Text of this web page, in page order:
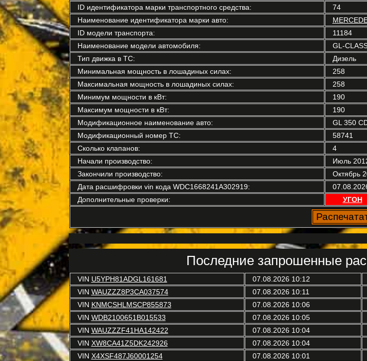
ID идентификатора марки транспортного средства:
74
Наименование идентификатора марки авто:
ID модели транспорта:
11184
Наименование модели автомобиля:
GL-
Тип движка в ТС:
Дизель
Минимальная мощность в лошадиных силах:
258
Максимальная мощность в лошадиных силах:
258
Минимум мощности в кВт:
190
Максимум мощности в кВт:
190
Модификационное наименование авто:
GL 350
Модификационный номер ТС:
58741
Сколько клапанов:
4
Начали производство:
Июль
Закончили производство:
Октябрь
Дата расшифровки vin кода WDC1668241A302919:
Дополнительные проверки:
УГОН
Последние запрошенные
VIN U5YPH81ADGL161681 07.08.2026 10:12
VIN WAUZZZ8P3CA037574 07.08.2026 10:11
VIN KNMCSHLMSCP855873 07.08.2026 10:06
VIN WDB2100651B015533 07.08.2026 10:05
VIN WAUZZZF41HA142422 07.08.2026 10:04
VIN XW8CA41Z5DK242926 07.08.2026 10:04
VIN X4XSF487J60001254 07.08.2026 10:01